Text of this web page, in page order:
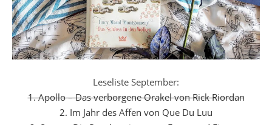
Leseliste September:
1. Apollo – Das verborgene Orakel von Rick Riordan
2. Im Jahr des Affen von Que Du Luu